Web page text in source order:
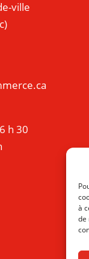
à
de
ville
h 30